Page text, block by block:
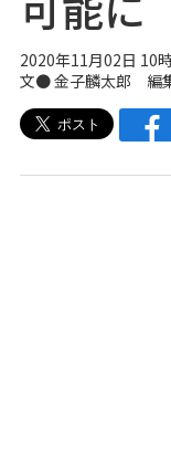
2020年11月02日 10
文● 金子麟太郎 編